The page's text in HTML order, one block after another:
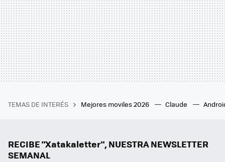
TEMAS DE INTERÉS Mejores moviles 2026 Claude
RECIBE "Xatakaletter", NUESTRA NEWSLETTER
SEMANAL